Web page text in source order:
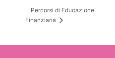
Percorsi di Educazione
Finanziaria